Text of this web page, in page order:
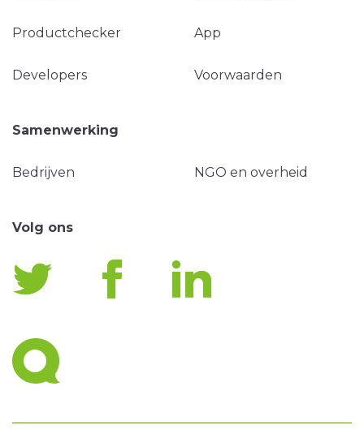
Productchecker App
Developers Voorwaarden
Samenwerking
Bedrijven NGO en overheid
Volg ons